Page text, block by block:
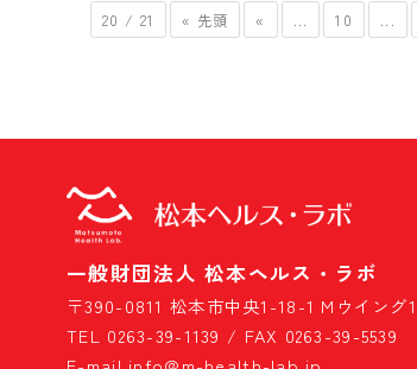
20 / 21 « 先頭 « 10
一般財団法人 松本ヘルス・ラボ
〒390-0811 松本市中央1-18-1 Mウイング
TEL 0263-39-1139 / FAX 0263-39-5539